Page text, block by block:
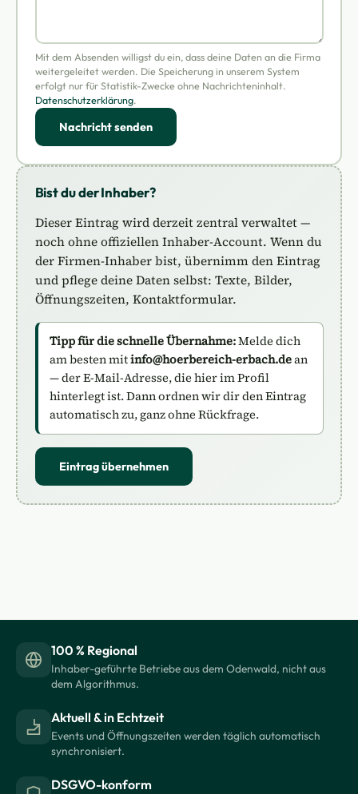
Mit dem Absenden willigst du ein, dass deine Daten an die Firma
weitergeleitet werden. Die Speicherung in unserem System
erfolgt nur für Statistik-Zwecke ohne Nachrichteninhalt.
Datenschutzerklärung.
Nachricht senden
Bist du der Inhaber?
Dieser Eintrag wird derzeit zentral verwaltet —
noch ohne offiziellen Inhaber-Account. Wenn du
der Firmen-Inhaber bist, übernimm den Eintrag
und pflege deine Daten selbst: Texte, Bilder,
Öffnungszeiten, Kontaktformular.
Tipp für die schnelle Übernahme:Melde dich
am besten mitinfo@hoerbereich-erbach.dean
— der E-Mail-Adresse, die hier im Profil
hinterlegt ist. Dann ordnen wir dir den Eintrag
automatisch zu, ganz ohne Rückfrage.
Eintrag übernehmen
100 % Regional
Inhaber-geführte Betriebe aus dem Odenwald, nicht aus
dem Algorithmus.
Aktuell & in Echtzeit
Events und Öffnungszeiten werden täglich automatisch
synchronisiert.
DSGVO-konform